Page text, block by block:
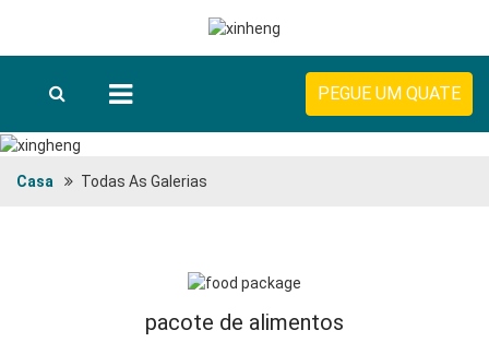
PEGUE UM QUATE
Casa Todas As Galerias
pacote de alimentos